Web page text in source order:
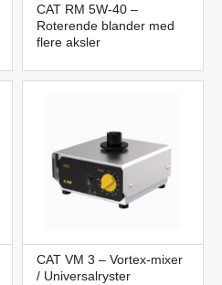
CAT RM 5W-40 –
Roterende blander med
flere aksler
CAT VM 3 – Vortex-mixer
/ Universalryster